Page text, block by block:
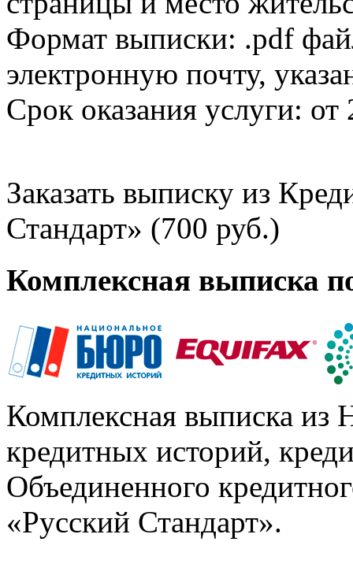
Формат выписки: .pdf
электронную почту,
Срок оказания услуги: от
Заказать выписку из
Стандарт» (700 руб.)
Комплексная выписка
Комплексная выписка из
кредитных историй,
Объединенного
«Русский Стандарт».